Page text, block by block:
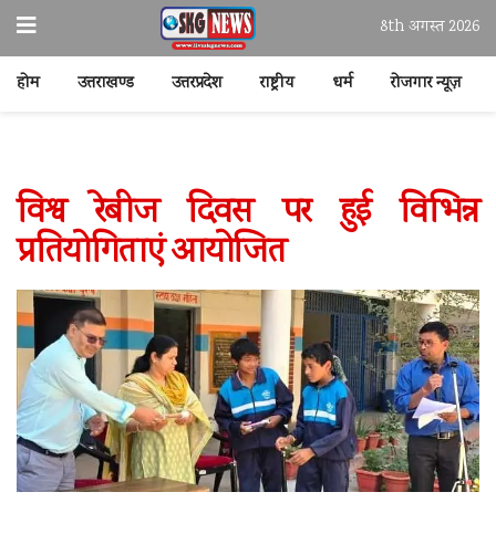
8th अगस्त 2026
होम उत्तराखण्ड उत्तरप्रदेश राष्ट्रीय धर्म रोजगार न्यूज़
विश्व रेबीज दिवस पर हुई विभिन्न
प्रतियोगिताएं आयोजित